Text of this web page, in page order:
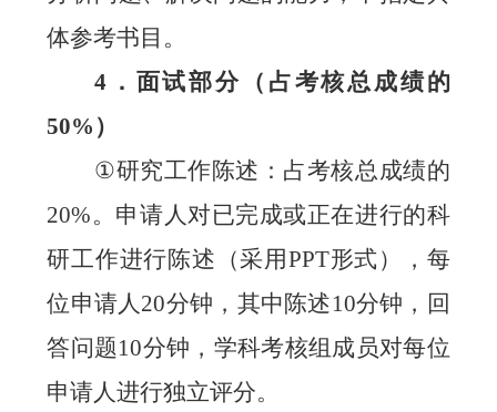
体参考书目。
4 ．面试部分（占考核总成绩的
50% ）
①研究工作陈述：占考核总成绩的
20%。申请人对已完成或正在进行的科
研工作进行陈述（采用PPT形式），每
位申请人20分钟，其中陈述10分钟，回
答问题10分钟，学科考核组成员对每位
申请人进行独立评分。